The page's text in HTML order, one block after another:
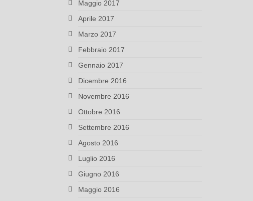
Maggio 2017
Aprile 2017
Marzo 2017
Febbraio 2017
Gennaio 2017
Dicembre 2016
Novembre 2016
Ottobre 2016
Settembre 2016
Agosto 2016
Luglio 2016
Giugno 2016
Maggio 2016